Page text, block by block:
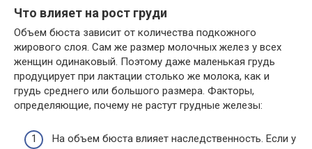
Что влияет на рост груди
Объем бюста зависит от количества подкожного
жирового слоя. Сам же размер молочных желез у всех
женщин одинаковый. Поэтому даже маленькая грудь
продуцирует при лактации столько же молока, как и
грудь среднего или большого размера. Факторы,
определяющие, почему не растут грудные железы:
На объем бюста влияет наследственность. Если у